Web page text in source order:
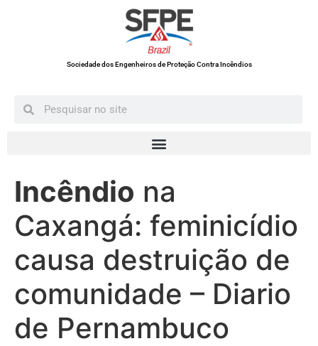
Sociedade dos Engenheiros de Proteção Contra Incêndios
Incêndio na
Caxangá: feminicídio
causa destruição de
comunidade – Diario
de Pernambuco